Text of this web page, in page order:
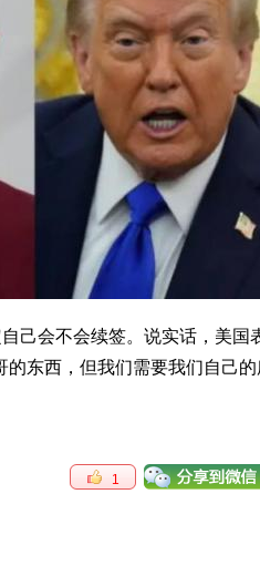
己会不会续签。说实话，美国
东西，但我们需要我们自己的
1